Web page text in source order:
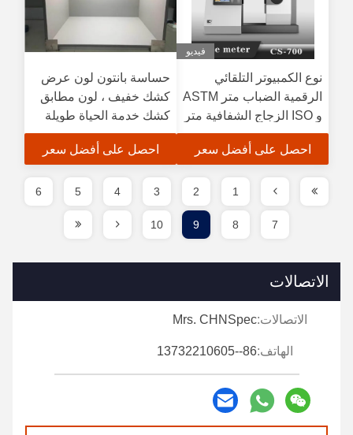
فيديو
نوع الكمبيوتر التلقائي
الرقمية الضباب متر ASTM
و ISO الزجاج الشفافية متر
احصل على أفضل سعر
حساسة بانتون لون عرض
كشك خفيف ، لون مطابق
كشك خدمة الحياة طويلة
احصل على أفضل سعر
1
2
3
4
5
6
7
8
9
10
الاتصالات
الاتصالات:Mrs. CHNSpec
الهاتف:86--13732210605